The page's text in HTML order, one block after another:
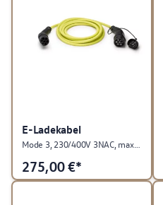
E-Ladekabel
Mode 3, 230/400V 3NAC, max. 13,8kW, EU
275,00€*